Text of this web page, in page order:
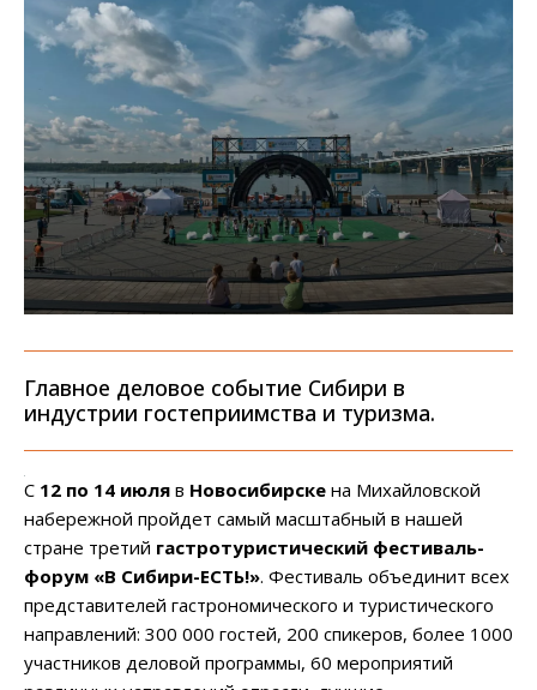
Главное деловое событие Сибири в
индустрии гостеприимства и туризма.
С 12 по 14 июля в Новосибирске на Михайловской
набережной пройдет самый масштабный в нашей
стране третий гастротуристический фестиваль-
форум «В Сибири-ЕСТЬ!». Фестиваль объединит всех
представителей гастрономического и туристического
направлений: 300 000 гостей, 200 спикеров, более 1000
участников деловой программы, 60 мероприятий